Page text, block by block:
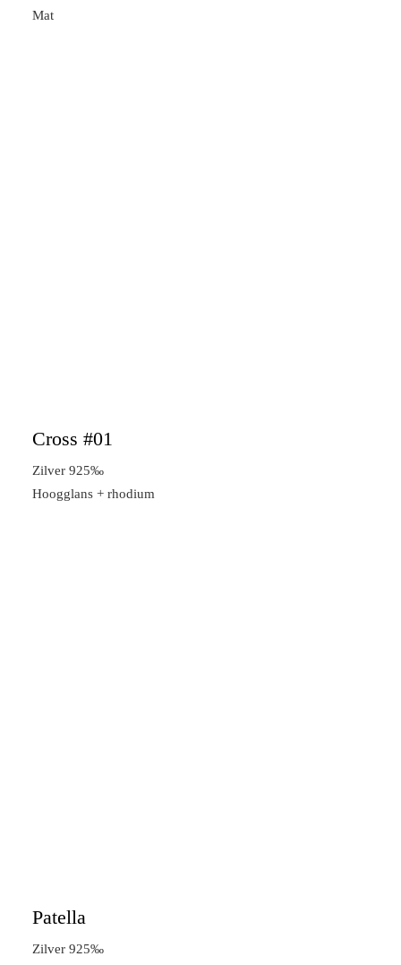
Mat
Cross #01
Zilver 925‰
Hoogglans + rhodium
Patella
Zilver 925‰